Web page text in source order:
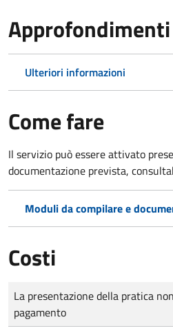
Approfondimenti
Ulteriori informazioni
Come fare
Il servizio può essere attivato
documentazione prevista,
Moduli da compilare e
Costi
Tipo di pagamento
Importo
La presentazione della pratica
pagamento